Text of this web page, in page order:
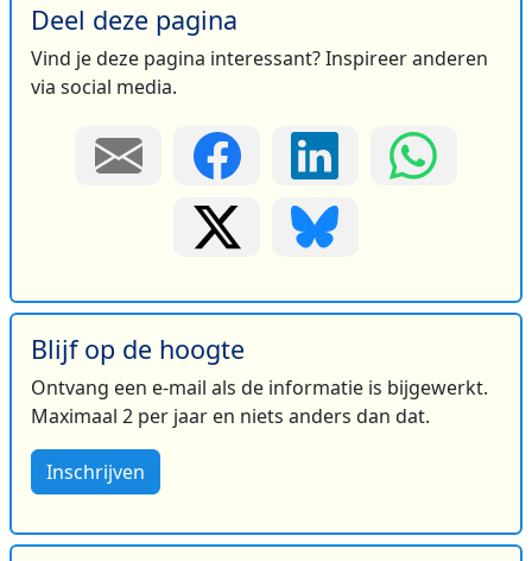
Deel deze pagina
Vind je deze pagina interessant? Inspireer anderen
via social media.
Blijf op de hoogte
Ontvang een e-mail als de informatie is bijgewerkt.
Maximaal 2 per jaar en niets anders dan dat.
Inschrijven